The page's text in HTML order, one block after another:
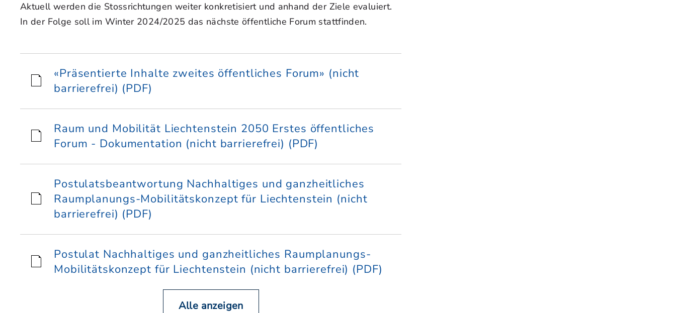
Aktuell werden die Stossrichtungen weiter konkretisiert und anhand der Ziele evaluiert.
In der Folge soll im Winter 2024/2025 das nächste öffentliche Forum stattfinden.
«Präsentierte Inhalte zweites öffentliches Forum» (nicht
barrierefrei) (PDF)
Raum und Mobilität Liechtenstein 2050 Erstes öffentliches
Forum - Dokumentation (nicht barrierefrei) (PDF)
Postulatsbeantwortung Nachhaltiges und ganzheitliches
Raumplanungs-Mobilitätskonzept für Liechtenstein (nicht
barrierefrei) (PDF)
Postulat Nachhaltiges und ganzheitliches Raumplanungs-
Mobilitätskonzept für Liechtenstein (nicht barrierefrei) (PDF)
Alle anzeigen